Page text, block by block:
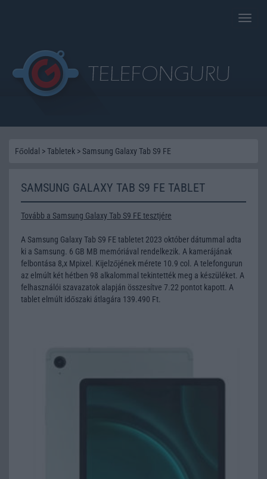
Toggle
Főoldal >Tabletek > Samsung Galaxy Tab S9 FE
SAMSUNG GALAXY TAB S9 FE TABLET
Tovább a Samsung Galaxy Tab S9 FE tesztjére
A Samsung Galaxy Tab S9 FE tabletet 2023 október dátummal adta
ki a Samsung. 6 GB MB memóriával rendelkezik. A kamerájának
felbontása 8,x Mpixel. Kijelzőjének mérete 10.9 col. A telefongurun
az elmúlt két hétben 98 alkalommal tekintették meg a készüléket. A
felhasználói szavazatok alapján összesítve 7.22 pontot kapott. A
tablet elmúlt időszaki átlagára 139.490 Ft.